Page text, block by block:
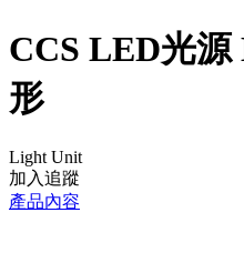
CCS LED光源
形
Light Unit
加入追蹤
產品內容